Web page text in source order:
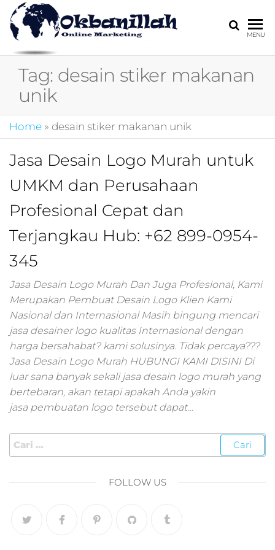
HARGA
MIRING
4.0,jasa digital
kotler,performance
digital,bisnis digital
digital
marketing,kotler
4.0,branding
media,promosi
smm,media
digital,jasa digital
marketing
terbaik,marketing
online offline,jasa
digital marketing
murah,marketing
digital
page marketing
digital,digital
umkm,digital
marketing
digital
MENU
Tag: desain stiker makanan
unik
Home » desain stiker makanan unik
Jasa Desain Logo Murah untuk
UMKM dan Perusahaan
Profesional Cepat dan
Terjangkau Hub: +62 899-0954-
345
Jasa Desain Logo Murah Dan Juga Profesional, Kami
Merupakan Pembuat Desain Logo Klien Kami
Nasional dan Internasional Masih bingung mencari
jasa desainer logo kualitas Internasional dengan
harga bersahabat? kami solusinya. Tidak percaya???
Jasa Desain Logo Murah HUBUNGI KAMI DISINI Di
luar sana banyak sekali jasa desain logo murah yang
bertebaran, akan tetapi apakah Anda yakin
jasa pembuatan logo tersebut dapat…
FOLLOW US